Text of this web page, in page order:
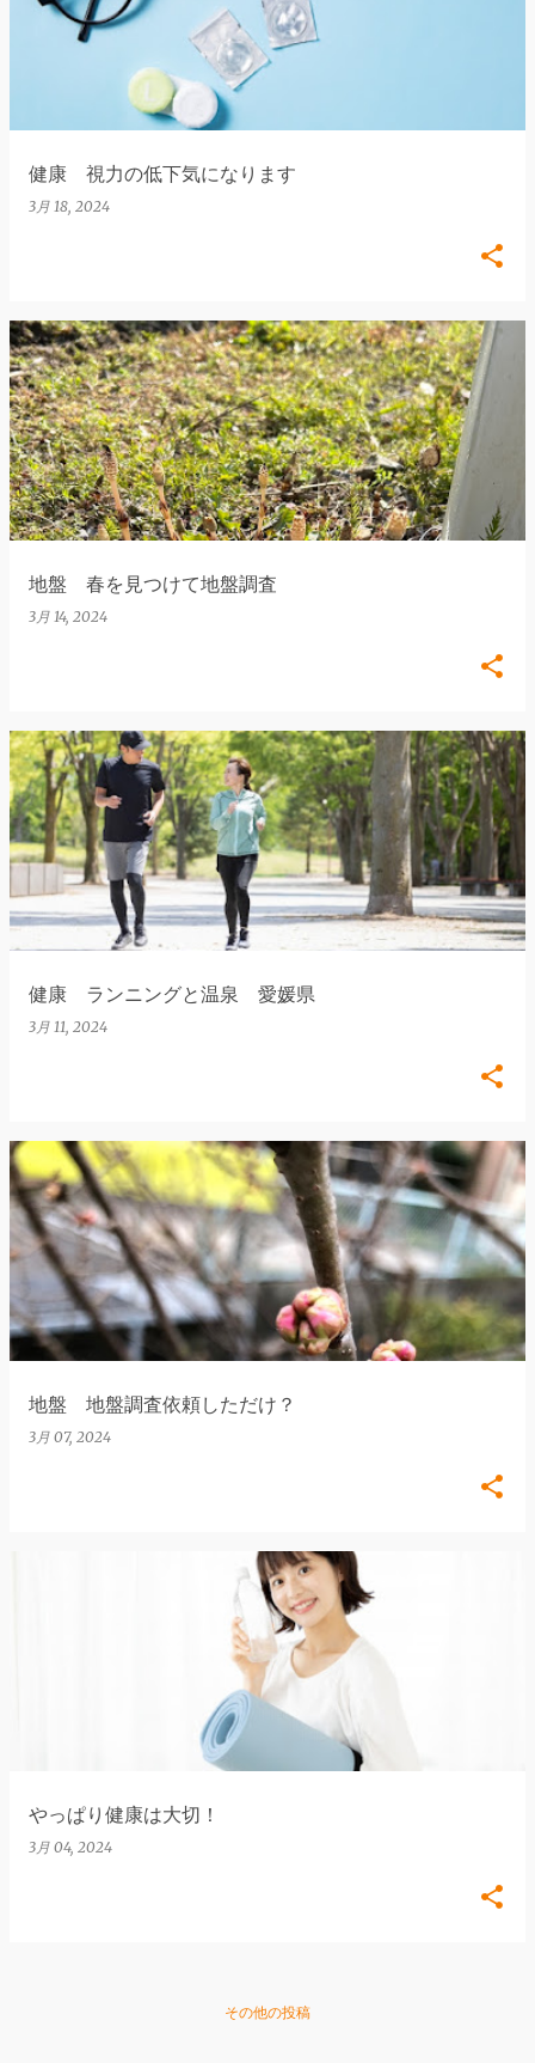
健康 視力の低下気になります
3月 18, 2024
地盤 春を見つけて地盤調査
3月 14, 2024
健康 ランニングと温泉 愛媛県
3月 11, 2024
地盤 地盤調査依頼しただけ？
3月 07, 2024
やっぱり健康は大切！
3月 04, 2024
その他の投稿